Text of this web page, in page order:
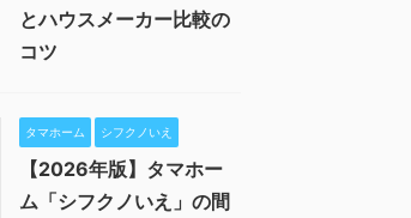
とハウスメーカー比較の
コツ
タマホーム シフクノいえ
【2026年版】タマホー
ム「シフクノいえ」の間